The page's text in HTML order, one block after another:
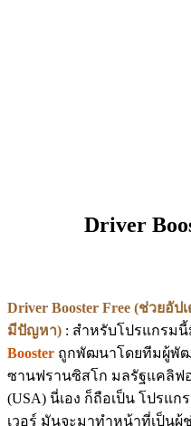
Driver
Driver Booster Free (ช่วยอั
มีปัญหา) : สำหรับโปรแกรม
Booster ถูกพัฒนาโดยทีมผู้พัฒ
ซานฟรานซิสโก มลรัฐแคลิฟอ
(USA) นี่เอง ก็ถือเป็น โปรแ
เวอร์ มันจะมาทำหน้าที่เป็น